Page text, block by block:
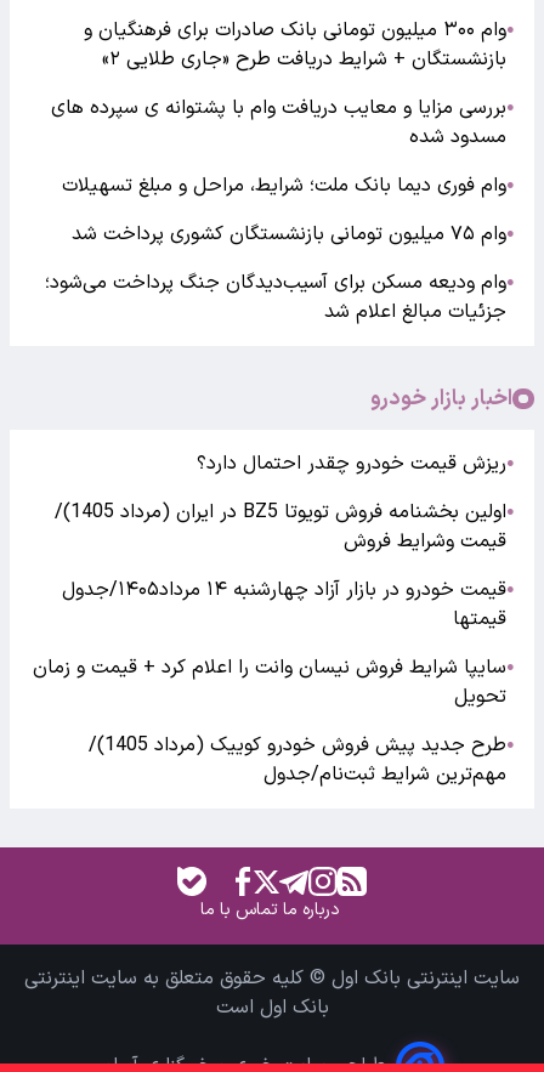
●
وام ۳۰۰ میلیون تومانی بانک صادرات برای فرهنگیان و
بازنشستگان + شرایط دریافت طرح «جاری طلایی ۲»
●بررسی مزایا و معایب دریافت وام با پشتوانه ی سپرده های
مسدود شده
●وام فوری دیما بانک ملت؛ شرایط، مراحل و مبلغ تسهیلات
●وام ۷۵ میلیون تومانی بازنشستگان کشوری پرداخت شد
●وام ودیعه مسکن برای آسیب‌دیدگان جنگ پرداخت می‌شود؛
جزئیات مبالغ اعلام شد
اخبار بازار خودرو
●ریزش قیمت خودرو چقدر احتمال دارد؟
●
اولین بخشنامه فروش تویوتا BZ5 در ایران (مرداد 1405)/
قیمت وشرایط فروش
●
قیمت خودرو در بازار آزاد چهارشنبه ۱۴ مرداد۱۴۰۵/جدول
قیمتها
●سایپا شرایط فروش نیسان وانت را اعلام کرد + قیمت و زمان
تحویل
●
طرح جدید پیش فروش خودرو کوییک (مرداد 1405)/
مهم‌ترین شرایط ثبت‌نام/جدول
درباره ماتماس با ما
سایت اینترنتی بانک اول © کلیه حقوق متعلق به سایت اینترنتی
بانک اول است
طراحی سایت خبری و خبرگزاری آسام